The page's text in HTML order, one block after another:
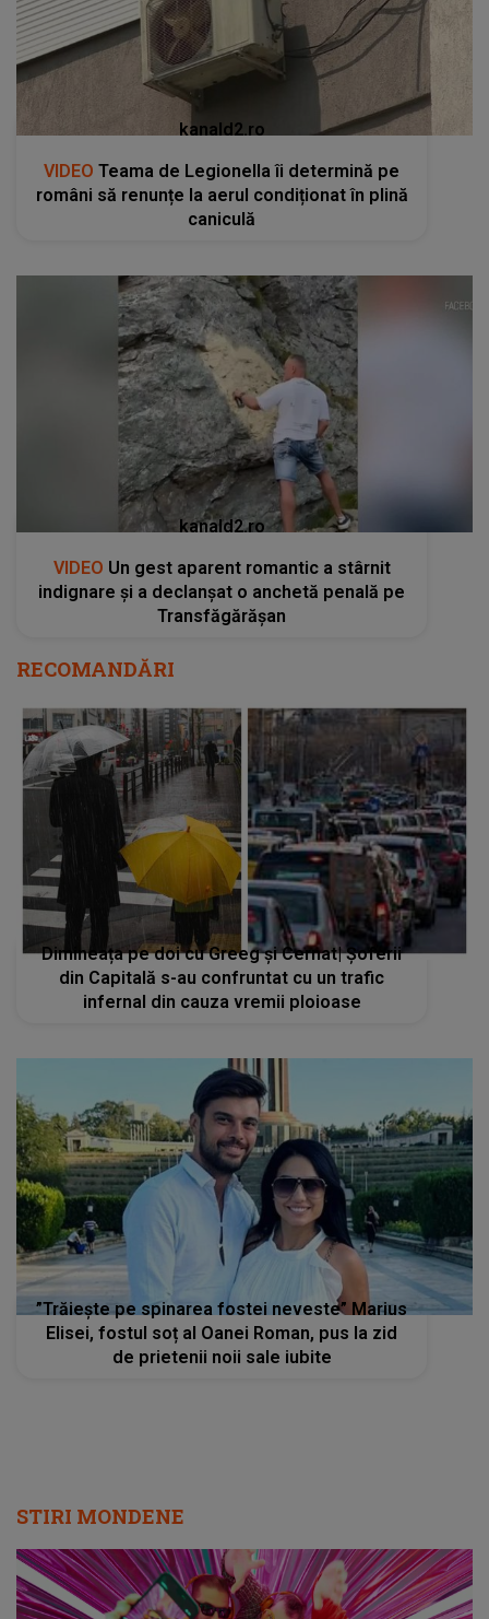
kanald2.ro
VIDEO Teama de Legionella îi determină pe
români să renunțe la aerul condiționat în plină
caniculă
kanald2.ro
VIDEO Un gest aparent romantic a stârnit
indignare și a declanșat o anchetă penală pe
Transfăgărășan
RECOMANDĂRI
Dimineața pe doi cu Greeg și Cernat| Șoferii
din Capitală s-au confruntat cu un trafic
infernal din cauza vremii ploioase
”Trăiește pe spinarea fostei neveste” Marius
Elisei, fostul soț al Oanei Roman, pus la zid
de prietenii noii sale iubite
STIRI MONDENE